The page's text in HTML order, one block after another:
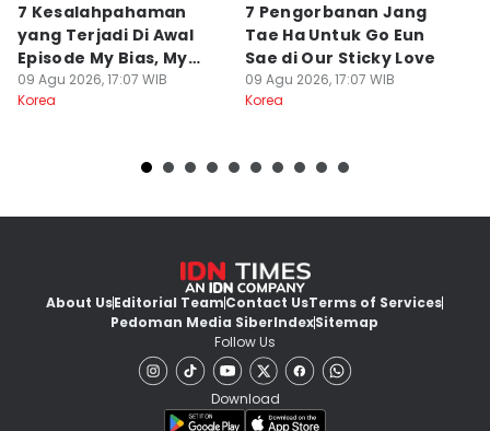
7 Kesalahpahaman
yang Terjadi Di Awal
Episode My Bias, My
Boss
09 Agu 2026, 17:07 WIB
Korea
7 Pengorbanan Jang
Tae Ha Untuk Go Eun
Sae di Our Sticky Love
09 Agu 2026, 17:07 WIB
Korea
About UsEditorial TeamContact UsTerms of Services
Pedoman Media SiberIndexSitemap
Follow Us
Download